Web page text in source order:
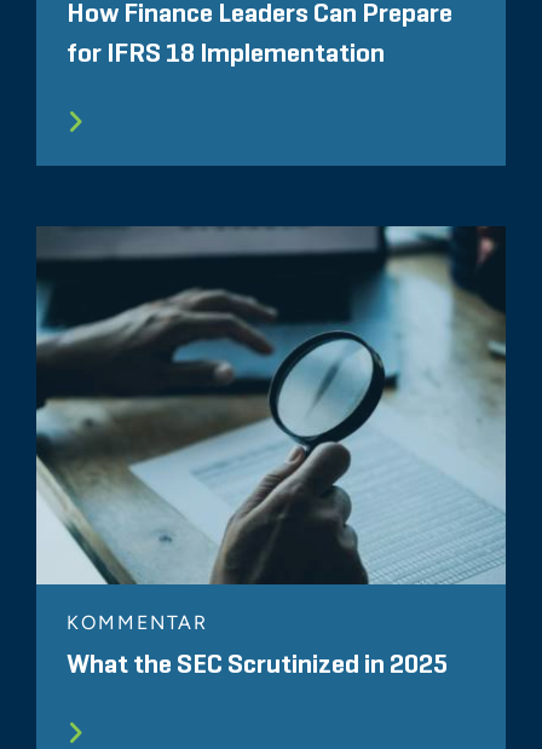
How Finance Leaders Can Prepare
for IFRS 18 Implementation
KOMMENTAR
What the SEC Scrutinized in 2025